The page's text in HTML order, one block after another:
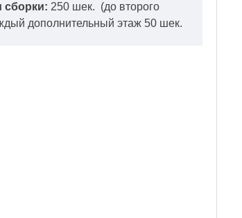
сборки: 250 шек. (до второго
дополнительный этаж 50 шек.